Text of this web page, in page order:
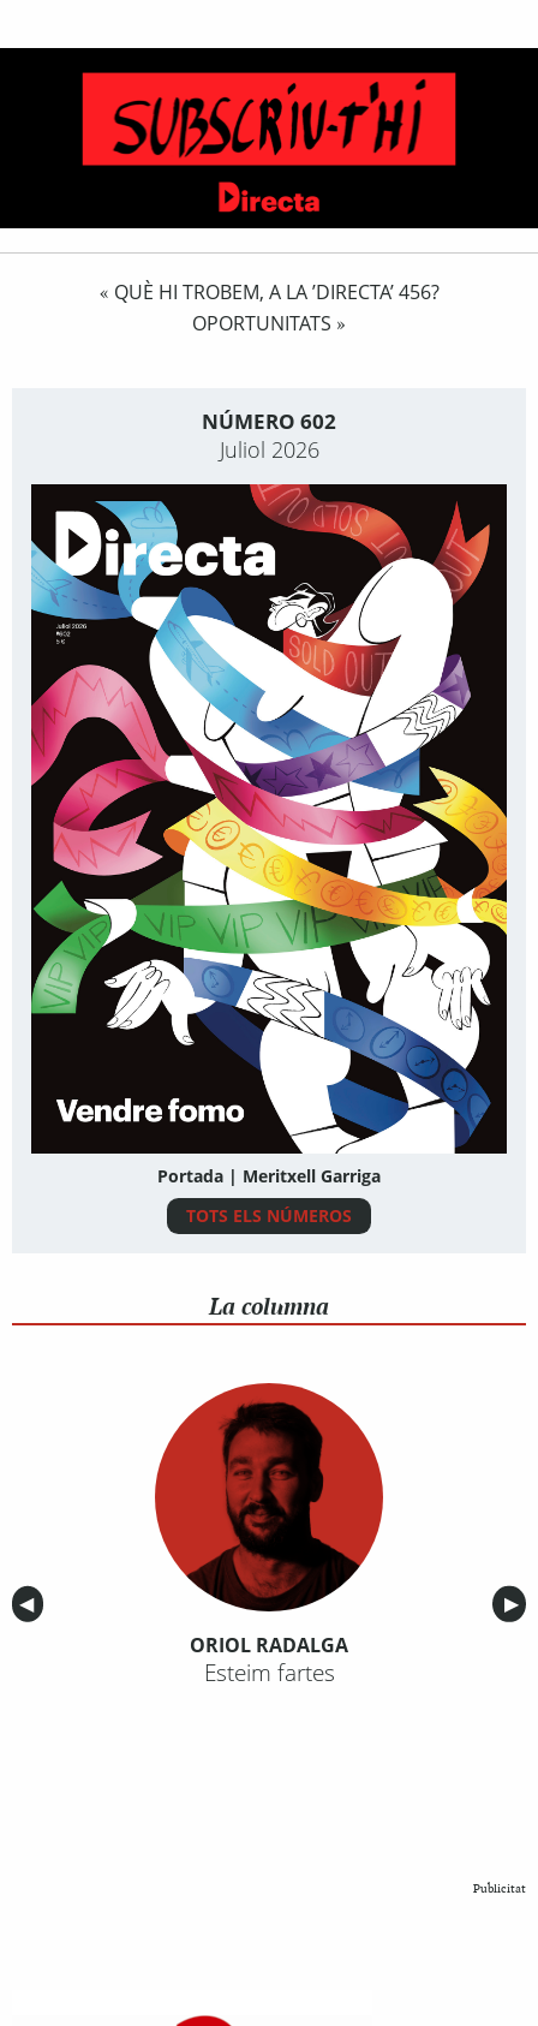
« QUÈ HI TROBEM, A LA ’DIRECTA’ 456?
OPORTUNITATS »
NÚMERO 602
Juliol 2026
Portada | Meritxell Garriga
TOTS ELS NÚMEROS
La columna
Anterior
◀︎ ▶︎
ORIOL RADALGA
Esteim fartes
Publicitat